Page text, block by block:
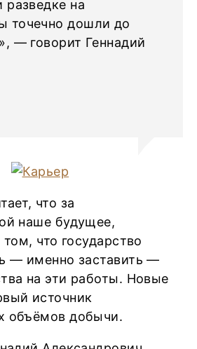
разведке на
точечно дошли до
— говорит Геннадий
что за
наше будущее,
что государство
— именно заставить —
на эти работы. Новые
источник
объёмов добычи.